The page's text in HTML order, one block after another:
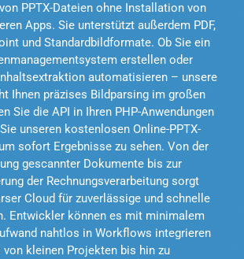
PPTX-Dateien ohne Installation von
Apps. Sie unterstützt außerdem PDF,
und Standardbildformate. Ob Sie ein
erstellen oder
automatisieren – unsere
Ihnen präzises Bildparsing im großen
Sie die API in Ihren PHP-Anwendungen
unseren kostenlosen Online-PPTX-
sofort Ergebnisse zu sehen. Von der
gescannter Dokumente bis zur
der Rechnungsverarbeitung sorgt
Cloud für zuverlässige und schnelle
Entwickler können es mit minimalem
nahtlos in Workflows integrieren
von kleinen Projekten bis hin zu